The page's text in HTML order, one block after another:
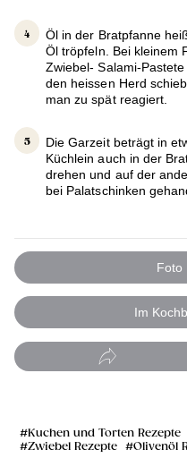
Öl in der Bratpfanne
Öl tröpfeln. Bei kleinem
Zwiebel- Salami-
den heissen Herd
man zu spät reagiert.
Die Garzeit beträgt in
Küchlein auch in der
drehen und auf der
bei Palatschinken
Foto
Im
Kuchen und Torten Rezepte
Zwiebel Rezepte
Olivenöl